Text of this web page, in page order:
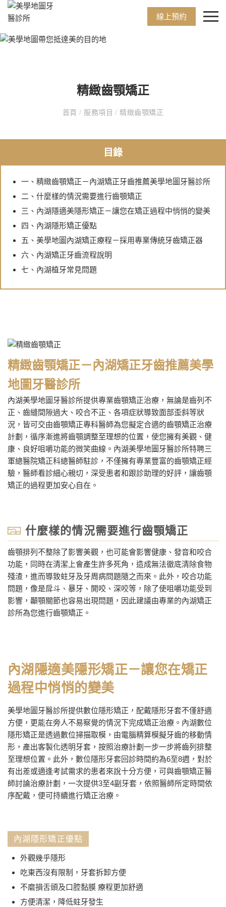
線上預約
精緻齒顎矯正
首頁/ 服務項目/ 精緻齒顎矯正
目錄
一、精緻齒顎矯正－內湖矯正牙齒推薦美學地圖牙醫診所
二、什麼樣的情況需要進行齒顎矯正
三、內湖隱適美隱形矯正－讓您在矯正過程中悄悄的變美
四、內湖隱形矯正優點
五、美學地圖內湖矯正療程－採用專業傳統牙齒矯正器
六、內湖矯正牙齒流程說明
七、內湖植牙常見問題
精緻齒顎矯正－內湖矯正牙齒推薦美學
地圖牙醫診所
內湖美學地圖牙醫診所提供專業齒顎矯正治療，無論是齒列不
正、齒縫間隙過大、咬合不正、各項症狀導致面部歪斜等狀
況，皆可交由齒顎矯正專科醫師為您擬定合適的齒顎矯正治療
計劃，循序漸進將齒顎調整至理想的位置，使您擁有美觀、健
康、良好咀嚼功能的微笑曲線。內湖美學地圖牙醫診所特聘三
軍總醫院矯正科總醫師駐診，不僅擁有專業豐富的齒顎矯正經
驗，醫師看診細心親切，深受患者和跟診助理的好評，讓齒顎
矯正的過程更加安心自在。
什麼樣的情況需要進行齒顎矯正
齒顎排列不整除了影響美觀，也可能會影響健康、發音和咬合
功能，同時在清潔上會產生許多死角，造成無法徹底清除食物
殘渣，進而導致蛀牙及牙周病問題隨之而來。此外，咬合功能
問題，像是戽斗、暴牙、開咬、深咬等，除了使咀嚼功能受到
影響，顳顎關節也容易出現問題，因此建議由專業的內湖矯正
診所為您進行齒顎矯正。
內湖隱適美隱形矯正－讓您在矯正
過程中悄悄的變美
美學地圖牙醫診所提供數位隱形矯正，配戴隱形牙套不僅舒適
方便，更能在旁人不易察覺的情況下完成矯正治療。內湖數位
隱形矯正是透過數位掃描取模，由電腦精算模擬牙齒的移動情
形，產出客製化透明牙套，按照治療計劃一步一步將齒列排整
至理想位置。此外，數位隱形牙套回診時間約為6至8週，對於
有出差或適逢考試需求的患者來說十分方便，可與齒顎矯正醫
師討論治療計劃，一次提供3至4副牙套，依照醫師所定時間依
序配戴，便可持續進行矯正治療。
內湖隱形矯正優點
外觀幾乎隱形
吃東西沒有限制，牙套拆卸方便
不磨損舌頭及口腔黏膜 療程更加舒適
方便清潔，降低蛀牙發生